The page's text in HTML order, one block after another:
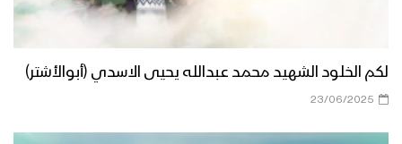
لكم الخلود الشهيد محمد عبدالله يحيى الاسدي (أبوالأشتر)
23/06/2025